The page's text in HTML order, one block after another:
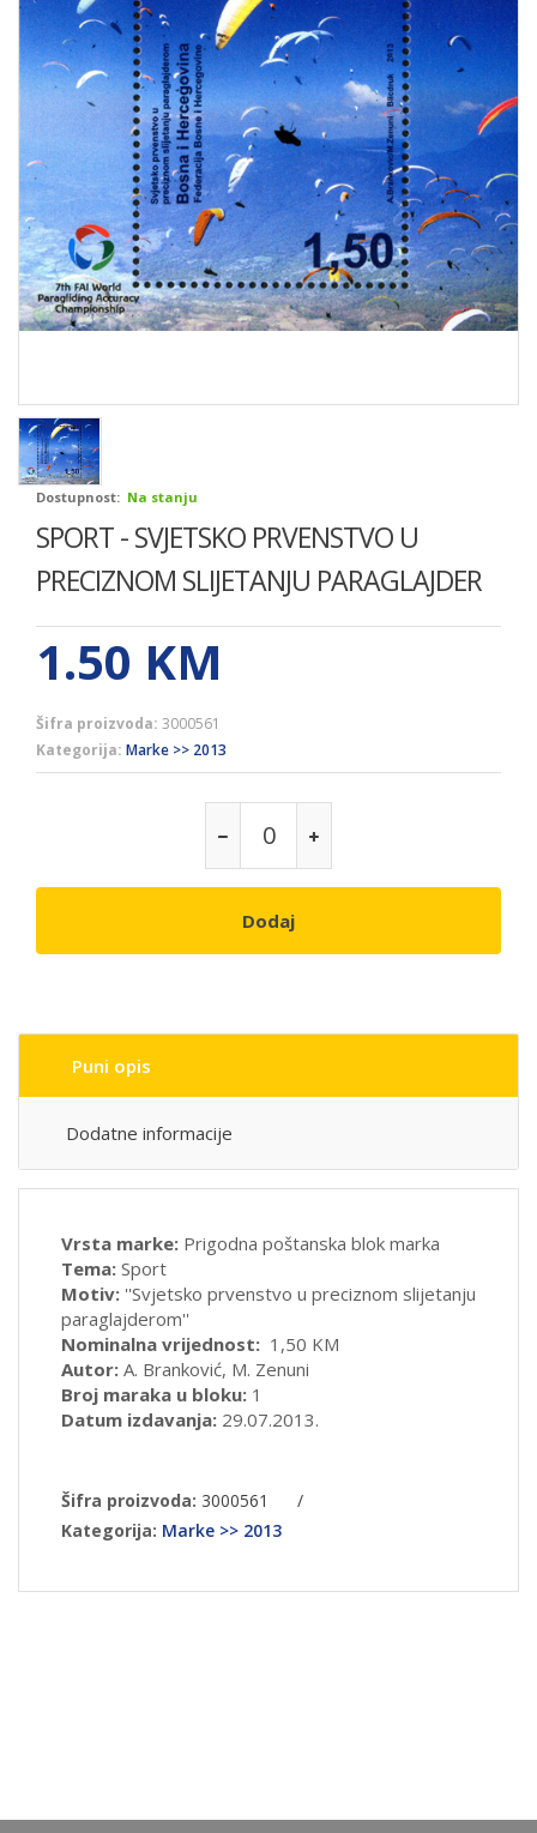
Dostupnost: Na stanju
SPORT - SVJETSKO PRVENSTVO U
PRECIZNOM SLIJETANJU PARAGLAJDER
1.50 KM
Šifra proizvoda: 3000561
Kategorija: Marke >> 2013
Dodaj
Puni opis
Dodatne informacije
Vrsta marke: Prigodna poštanska blok marka
Tema: Sport
Motiv: ''Svjetsko prvenstvo u preciznom slijetanju
paraglajderom''
Nominalna vrijednost: 1,50 KM
Autor: A. Branković, M. Zenuni
Broj maraka u bloku: 1
Datum izdavanja: 29.07.2013.
Šifra proizvoda: 3000561
/
Kategorija: Marke >> 2013